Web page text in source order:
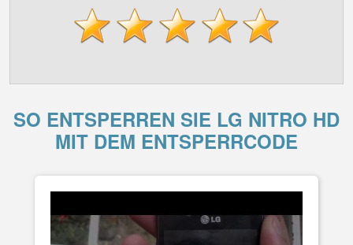
SO ENTSPERREN SIE LG NITRO HD
MIT DEM ENTSPERRCODE